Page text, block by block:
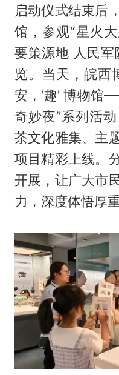
启动仪式结束后
馆，参观“星火
要策源地 人民军
览。当天，皖西
安，‘趣’ 博物
奇妙夜”系列活
茶文化雅集、主
项目精彩上线。
开展，让广大市
力，深度体悟厚